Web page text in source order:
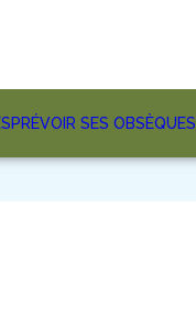
PRÉVOIR SES OBSÈQUES